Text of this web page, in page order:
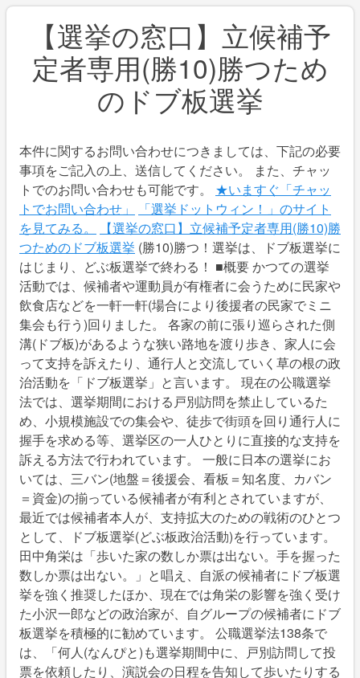
【選挙の窓口】立候補予
定者専用(勝10)勝つため
のドブ板選挙
本件に関するお問い合わせにつきましては、下記の必要
事項をご記入の上、送信してください。 また、チャッ
トでのお問い合わせも可能です。 ★いますぐ「チャッ
トでお問い合わせ」
「選挙ドットウィン！」のサイト
を見てみる。
【選挙の窓口】立候補予定者専用(勝10)勝
つためのドブ板選挙 (勝10)勝つ！選挙は、ドブ板選挙に
はじまり、どぶ板選挙で終わる！ ■概要 かつての選挙
活動では、候補者や運動員が有権者に会うために民家や
飲食店などを一軒一軒(場合により後援者の民家でミニ
集会も行う)回りました。 各家の前に張り巡らされた側
溝(ドブ板)があるような狭い路地を渡り歩き、家人に会
って支持を訴えたり、通行人と交流していく草の根の政
治活動を「ドブ板選挙」と言います。 現在の公職選挙
法では、選挙期間における戸別訪問を禁止しているた
め、小規模施設での集会や、徒歩で街頭を回り通行人に
握手を求める等、選挙区の一人ひとりに直接的な支持を
訴える方法で行われています。 一般に日本の選挙にお
いては、三バン(地盤＝後援会、看板＝知名度、カバン
＝資金)の揃っている候補者が有利とされていますが、
最近では候補者本人が、支持拡大のための戦術のひとつ
として、ドブ板選挙(どぶ板政治活動)を行っています。
田中角栄は「歩いた家の数しか票は出ない。手を握った
数しか票は出ない。」と唱え、自派の候補者にドブ板選
挙を強く推奨したほか、現在では角栄の影響を強く受け
た小沢一郎などの政治家が、自グループの候補者にドブ
板選挙を積極的に勧めています。 公職選挙法138条で
は、「何人(なんぴと)も選挙期間中に、戸別訪問して投
票を依頼したり、演説会の日程を告知して歩いたりする